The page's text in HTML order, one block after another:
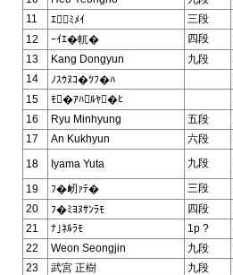
11
ｴﾐﾒｲ 三段
12
ｰｲｴ�軏� 四段
13
Kang Dongyun 九段
14
ﾉｽｳﾇｺ�ﾂﾌ�ﾊ
15
ﾓ�ｱﾊﾙﾔ�ﾋ
16
Ryu Minhyung 五段
17
An Kukhyun 六段
18
Iyama Yuta 九段
19
ﾌ�衂ｧﾃ� 三段
20
ﾌ�ﾐﾖﾇｻﾝﾗﾓ 四段
21
ﾅ｣ﾈﾙﾗﾓ 1p ?
22
Weon Seongjin 九段
23
武宮 正樹 九段